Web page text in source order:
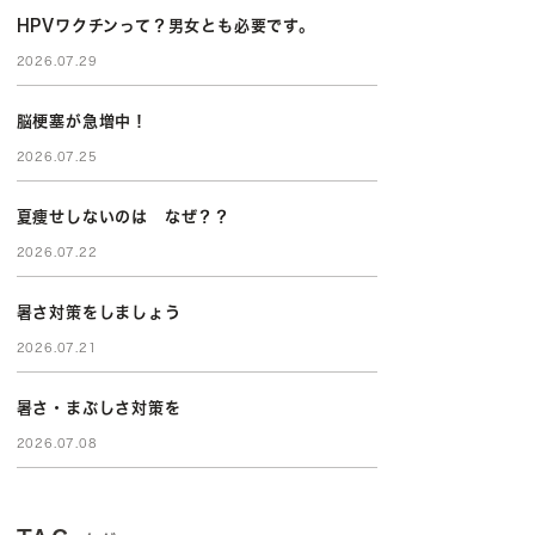
HPVワクチンって？男女とも必要です。
2026.07.29
脳梗塞が急増中！
2026.07.25
夏痩せしないのは なぜ？？
2026.07.22
暑さ対策をしましょう
2026.07.21
暑さ・まぶしさ対策を
2026.07.08